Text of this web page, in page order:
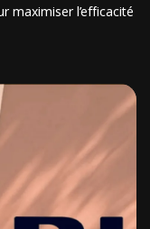
maximiser l’efficacité